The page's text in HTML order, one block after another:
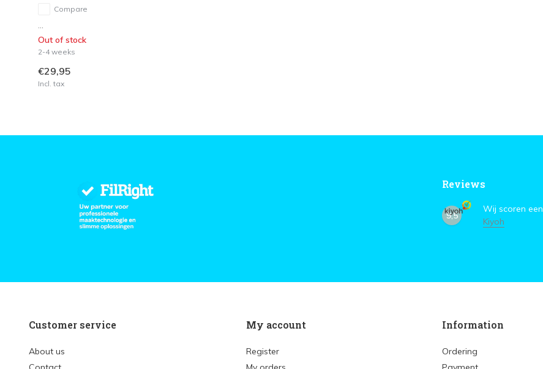
Compare
Out of stock
2-4 weeks
€29,95
Incl. tax
Reviews
9,5
Wij scoren een
Kiyoh
Customer service
About us
My account
Register
Information
Ordering